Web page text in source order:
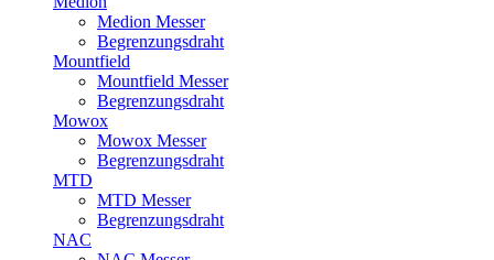
Medion Messer
Begrenzungsdraht
Mountfield
Mountfield Messer
Begrenzungsdraht
Mowox
Mowox Messer
Begrenzungsdraht
MTD
MTD Messer
Begrenzungsdraht
NAC